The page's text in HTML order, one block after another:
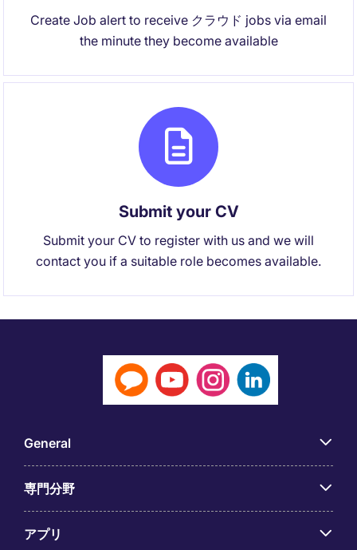
Create Job alert to receive クラウド jobs via email
the minute they become available
Submit your CV
Submit your CV to register with us and we will
contact you if a suitable role becomes available.
General
専門分野
アプリ